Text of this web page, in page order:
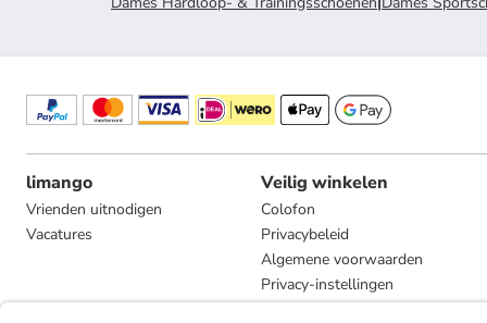
limango
Vrienden uitnodigen
Vacatures
Veilig winkelen
Colofon
Privacybeleid
Algemene voorwaarden
Privacy-instellingen
Compliance